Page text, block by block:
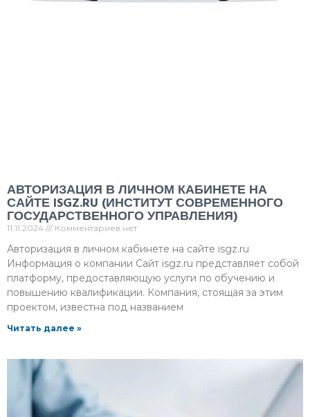
АВТОРИЗАЦИЯ В ЛИЧНОМ КАБИНЕТЕ НА
САЙТЕ ISGZ.RU (ИНСТИТУТ СОВРЕМЕННОГО
ГОСУДАРСТВЕННОГО УПРАВЛЕНИЯ)
11.11.2024 Комментариев нет
Авторизация в личном кабинете на сайте isgz.ru
Информация о компании Сайт isgz.ru представляет собой
платформу, предоставляющую услуги по обучению и
повышению квалификации. Компания, стоящая за этим
проектом, известна под названием
Читать далее »